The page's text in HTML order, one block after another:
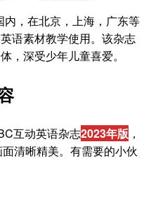
，在北京，上海，广东等
语素材教学使用。该杂志
，深受少年儿童喜爱。
互动英语杂志2023年版 ，
清晰精美。有需要的小伙